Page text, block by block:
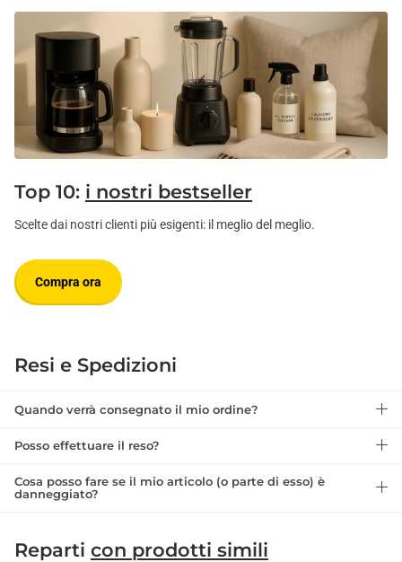
Top 10: i nostri bestseller
Scelte dai nostri clienti più esigenti: il meglio del meglio.
Compra ora
Resi e Spedizioni
Quando verrà consegnato il mio ordine?
Posso effettuare il reso?
Cosa posso fare se il mio articolo (o parte di esso) è
danneggiato?
Reparti con prodotti simili